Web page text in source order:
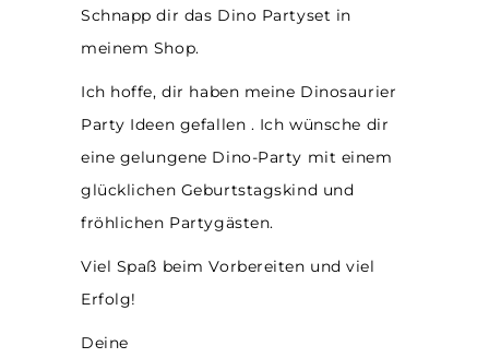
Schnapp dir das Dino Partyset in
meinem Shop.
Ich hoffe, dir haben meine Dinosaurier
Party Ideen gefallen . Ich wünsche dir
eine gelungene Dino-Party mit einem
glücklichen Geburtstagskind und
fröhlichen Partygästen.
Viel Spaß beim Vorbereiten und viel
Erfolg!
Deine